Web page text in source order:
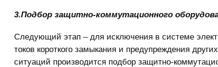
3.Подбор защитно-коммутационного
Следующий этап – для исключения в системе
токов короткого замыкания и предупреждения
ситуаций производится подбор защитно-